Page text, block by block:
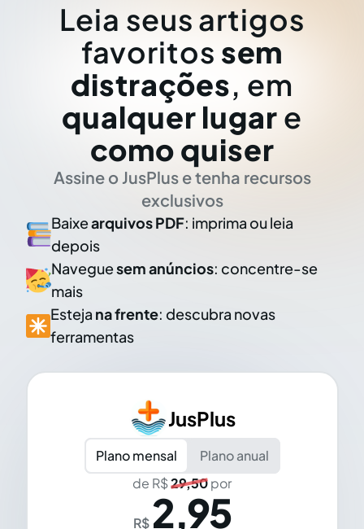
Leia seus artigos
favoritos sem
distrações, em
qualquer lugar e
como quiser
Assine o JusPlus e tenha recursos
exclusivos
Baixearquivos PDF: imprima ou leia
depois
Naveguesem anúncios: concentre-se
mais
Esteja na frente: descubra novas
ferramentas
JusPlus
Plano mensal
Plano anual
de R$29,50por
R$ 2,95